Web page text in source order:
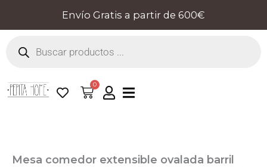
contenido
Envío Gratis a partir de 600€
productos
0
Cart
Mesa comedor extensible ovalada barril